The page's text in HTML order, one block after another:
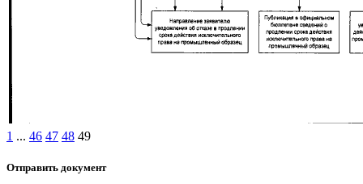
1 ... 46 47 48 49
Отправить документ